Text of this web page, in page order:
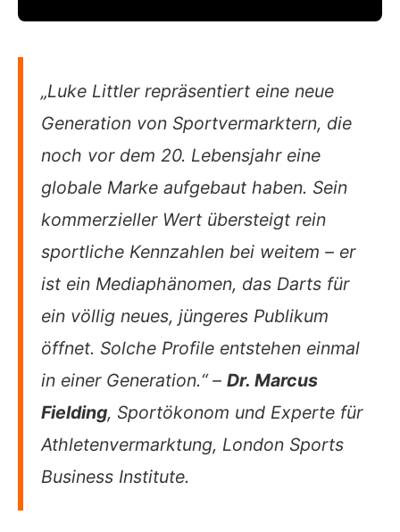
„Luke Littler repräsentiert eine neue
Generation von Sportvermarktern, die
noch vor dem 20. Lebensjahr eine
globale Marke aufgebaut haben. Sein
kommerzieller Wert übersteigt rein
sportliche Kennzahlen bei weitem – er
ist ein Mediaphänomen, das Darts für
ein völlig neues, jüngeres Publikum
öffnet. Solche Profile entstehen einmal
in einer Generation.“ – Dr. Marcus
Fielding, Sportökonom und Experte für
Athletenvermarktung, London Sports
Business Institute.